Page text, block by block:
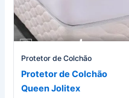
Protetor de Colchão
Protetor de Colchão
Queen Jolitex